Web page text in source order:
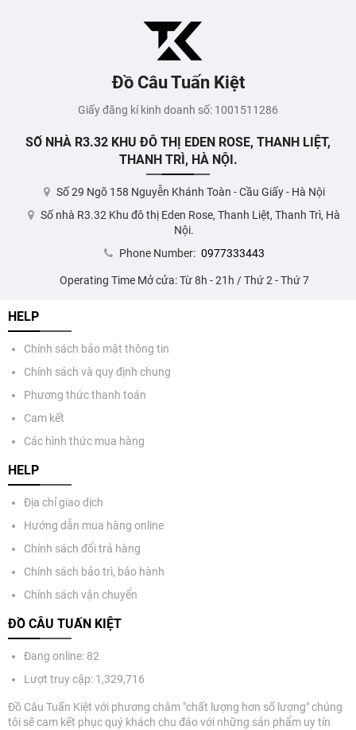
Đồ Câu Tuấn Kiệt
Giấy đăng kí kinh doanh số: 1001511286
SỐ NHÀ R3.32 KHU ĐÔ THỊ EDEN ROSE, THANH LIỆT,
THANH TRÌ, HÀ NỘI.
Số 29 Ngõ 158 Nguyễn Khánh Toàn - Cầu Giấy - Hà Nội
Số nhà R3.32 Khu đô thị Eden Rose, Thanh Liệt, Thanh Trì, Hà
Nội.
Phone Number: 0977333443
Operating Time Mở cửa: Từ 8h - 21h / Thứ 2 - Thứ 7
HELP
Chính sách bảo mật thông tin
Chính sách và quy định chung
Phương thức thanh toán
Cam kết
Các hình thức mua hàng
HELP
Địa chỉ giao dịch
Hướng dẫn mua hàng online
Chính sách đổi trả hàng
Chính sách bảo trì, bảo hành
Chính sách vận chuyển
ĐỒ CÂU TUẤN KIỆT
Đang online: 82
Lượt truy cập: 1,329,716
Đồ Câu Tuấn Kiệt với phương châm "chất lượng hơn số lượng" chúng
tôi sẽ cam kết phục quý khách chu đáo với những sản phẩm uy tín